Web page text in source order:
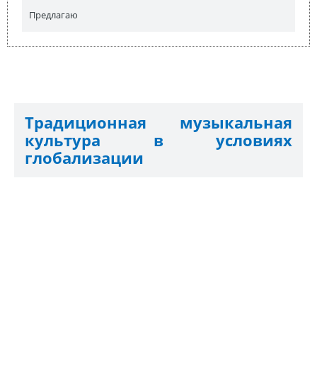
Предлагаю
Традиционная музыкальная
культура в условиях
глобализации